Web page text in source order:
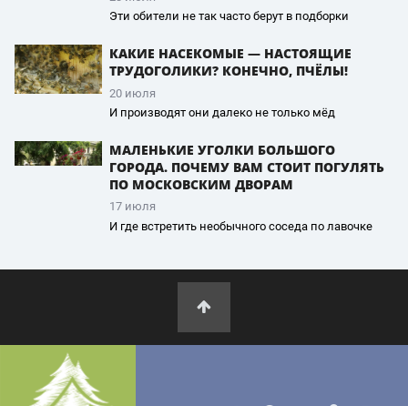
Эти обители не так часто берут в подборки
КАКИЕ НАСЕКОМЫЕ — НАСТОЯЩИЕ
ТРУДОГОЛИКИ? КОНЕЧНО, ПЧЁЛЫ!
20 июля
И производят они далеко не только мёд
МАЛЕНЬКИЕ УГОЛКИ БОЛЬШОГО
ГОРОДА. ПОЧЕМУ ВАМ СТОИТ ПОГУЛЯТЬ
ПО МОСКОВСКИМ ДВОРАМ
17 июля
И где встретить необычного соседа по лавочке